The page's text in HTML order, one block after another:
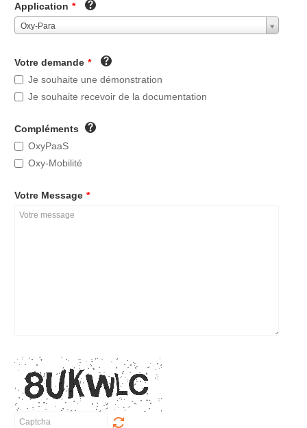
Application *
Oxy-Para
Votre demande *
Je souhaite une démonstration
Je souhaite recevoir de la documentation
Compléments
OxyPaaS
Oxy-Mobilité
Votre Message *